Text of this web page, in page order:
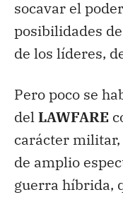
socavar el
posibilidades
de los líderes,
Pero poco se
delLAWFARE
carácter
de amplio
guerra híbrida,